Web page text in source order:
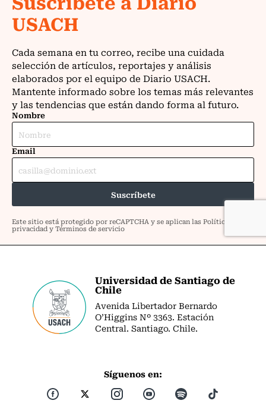
Universidad de Santiago de
Chile
Avenida Libertador Bernardo
O’Higgins Nº 3363. Estación
Central. Santiago. Chile.
Síguenos en: